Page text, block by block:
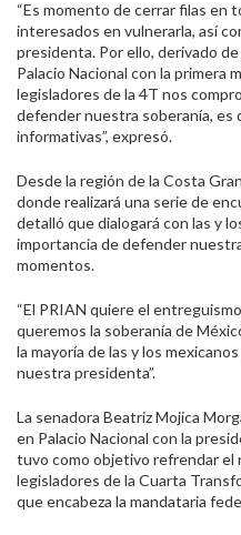
“Es momento de cerrar filas en
interesados en vulnerarla, así
presidenta. Por ello, derivado
Palacio Nacional con la primera
legisladores de la 4T nos
defender nuestra soberanía, es
informativas”, expresó.
Desde la región de la Costa
donde realizará una serie de
detalló que dialogará con las y
importancia de defender
momentos.
“El PRIAN quiere el
queremos la soberanía de
la mayoría de las y los
nuestra presidenta”.
La senadora Beatriz Mojica
en Palacio Nacional con la
tuvo como objetivo refrendar el
legisladores de la Cuarta
que encabeza la mandataria